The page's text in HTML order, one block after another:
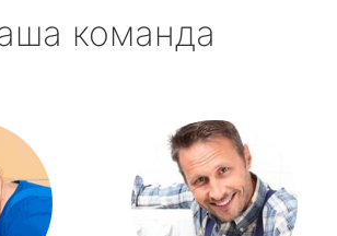
команда